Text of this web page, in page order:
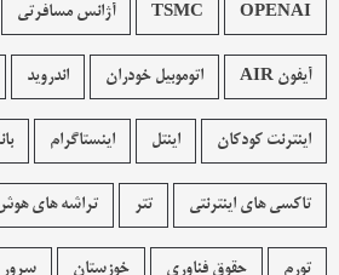
OPENAI
TSMC آژانس مسافرتی
آیفون AIR اتوموبیل خودران اندروید
اینترنت کودکان اینتل اینستاگرام
تاکسی های اینترنتی تتر تراشه های
تورم حقوق فناوری خوزستان